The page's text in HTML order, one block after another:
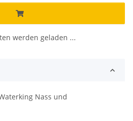
werden geladen ...
Nass und